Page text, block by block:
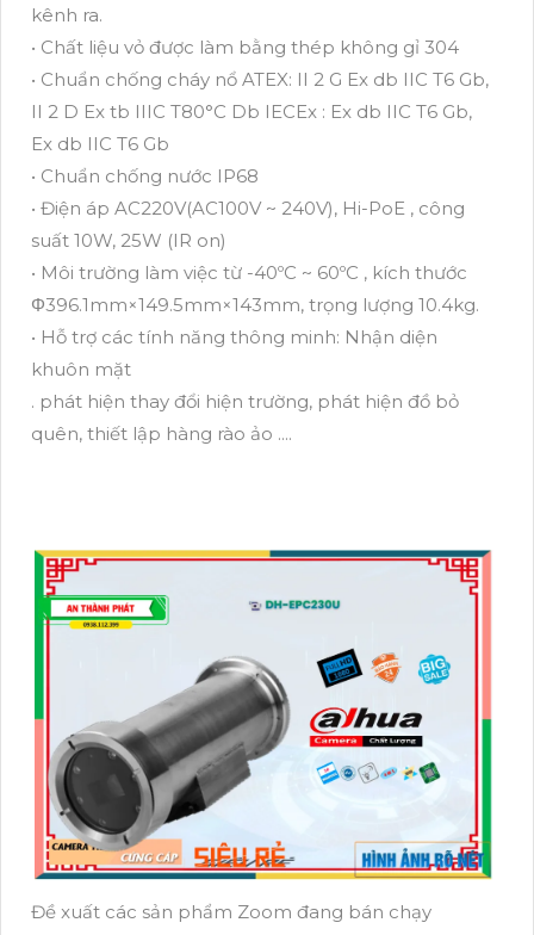
kênh ra.
• Chất liệu vỏ được làm bằng thép không gỉ 304
• Chuẩn chống cháy nổ ATEX: II 2 G Ex db IIC T6 Gb,
II 2 D Ex tb IIIC T80°C Db IECEx : Ex db IIC T6 Gb,
Ex db IIC T6 Gb
• Chuẩn chống nước IP68
• Điện áp AC220V(AC100V ~ 240V), Hi-PoE , công
suất 10W, 25W (IR on)
• Môi trường làm việc từ -40ºC ~ 60ºC , kích thước
Φ396.1mm×149.5mm×143mm, trọng lượng 10.4kg.
• Hỗ trợ các tính năng thông minh: Nhận diện
khuôn mặt
. phát hiện thay đổi hiện trường, phát hiện đồ bỏ
quên, thiết lập hàng rào ảo ....
Đề xuất các sản phẩm Zoom đang bán chạy